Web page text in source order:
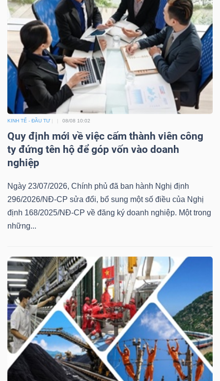
KINH TẾ - ĐẦU TƯ 08/08 10:02
Quy định mới về việc cấm thành viên công
ty đứng tên hộ để góp vốn vào doanh
nghiệp
Ngày 23/07/2026, Chính phủ đã ban hành Nghị định
296/2026/NĐ-CP sửa đổi, bổ sung một số điều của Nghị
định 168/2025/NĐ-CP về đăng ký doanh nghiệp. Một trong
những...